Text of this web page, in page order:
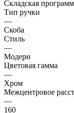
Складская
Тип ручки
—
Скоба
Стиль
—
Модерн
Цветовая гамма
—
Хром
Межцентровое
—
160